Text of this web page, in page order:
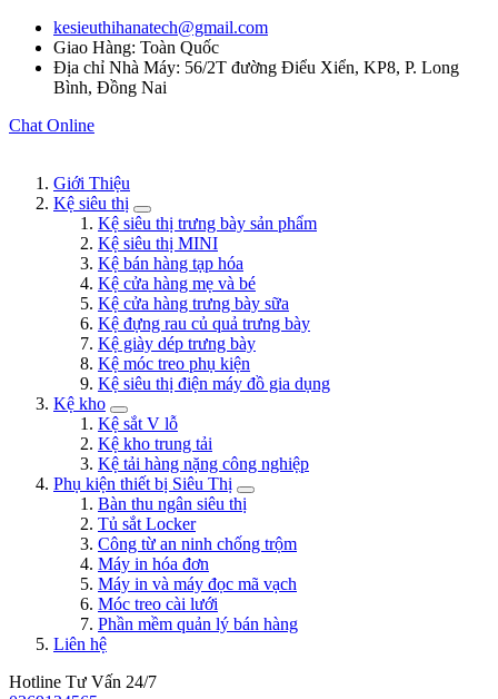
kesieuthihanatech@gmail.com
Giao Hàng: Toàn Quốc
Địa chỉ Nhà Máy: 56/2T đường Điểu Xiển, KP8, P. Long
Bình, Đồng Nai
Chat Online
Giới Thiệu
Kệ siêu thị
Kệ siêu thị trưng bày sản phẩm
Kệ siêu thị MINI
Kệ bán hàng tạp hóa
Kệ cửa hàng mẹ và bé
Kệ cửa hàng trưng bày sữa
Kệ đựng rau củ quả trưng bày
Kệ giày dép trưng bày
Kệ móc treo phụ kiện
Kệ siêu thị điện máy đồ gia dụng
Kệ kho
Kệ sắt V lỗ
Kệ kho trung tải
Kệ tải hàng nặng công nghiệp
Phụ kiện thiết bị Siêu Thị
Bàn thu ngân siêu thị
Tủ sắt Locker
Công từ an ninh chống trộm
Máy in hóa đơn
Máy in và máy đọc mã vạch
Móc treo cài lưới
Phần mềm quản lý bán hàng
Liên hệ
Hotline Tư Vấn 24/7